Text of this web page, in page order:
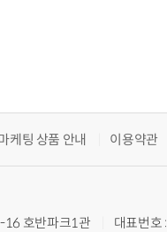
케팅 상품 안내 이용약관
16 호반파크1관
대표번